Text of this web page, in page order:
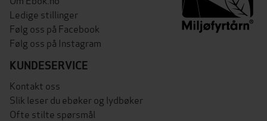
Ledige stillinger
Følg oss på Facebook
Følg oss på Instagram
KUNDESERVICE
Kontakt oss
Slik leser du ebøker og lydbøker
Ofte stilte spørsmål